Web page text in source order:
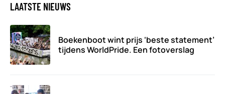
LAATSTE NIEUWS
Boekenboot wint prijs ‘beste statement’
tijdens WorldPride. Een fotoverslag